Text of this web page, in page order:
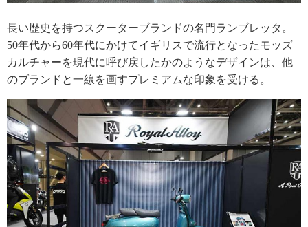
長い歴史を持つスクーターブランドの名門ランブレッタ。
50年代から60年代にかけてイギリスで流行となったモッズ
カルチャーを現代に呼び戻したかのようなデザインは、他
のブランドと一線を画すプレミアムな印象を受ける。